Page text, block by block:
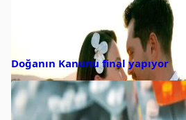
Doğanın Kanunu final yapıyor